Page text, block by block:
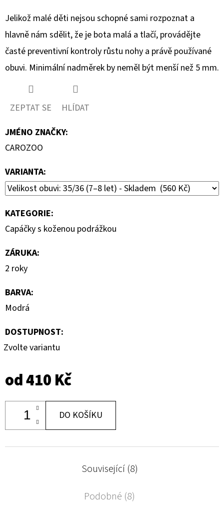
Jelikož malé děti nejsou schopné sami rozpoznat a
hlavně nám sdělit, že je bota malá a tlačí, provádějte
časté preventivní kontroly růstu nohy a právě používané
obuvi. Minimální nadměrek by neměl být menší než 5 mm.
ZEPTAT SE
HLÍDAT
JMÉNO ZNAČKY:
CAROZOO
VARIANTA:
KATEGORIE:
Capáčky s koženou podrážkou
ZÁRUKA:
2 roky
BARVA:
Modrá
DOSTUPNOST:
Zvolte variantu
od410 Kč
DO KOŠÍKU
Související (8)
Podobné (8)